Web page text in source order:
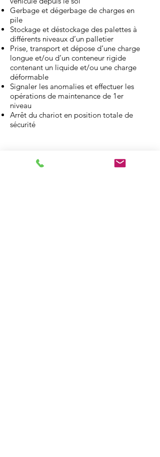
Gerbage et dégerbage de charges en
pile
Stockage et déstockage des palettes à
différents niveaux d’un palletier
Prise, transport et dépose d’une charge
longue et/ou d’un conteneur rigide
contenant un liquide et/ou une charge
déformable
Signaler les anomalies et effectuer les
opérations de maintenance de 1er
niveau
Arrêt du chariot en position totale de
sécurité